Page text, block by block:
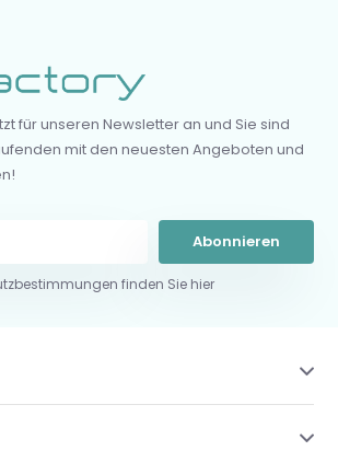
für unseren Newsletter an und Sie sind
mit den neuesten Angeboten und
Abonnieren
finden Sie hier